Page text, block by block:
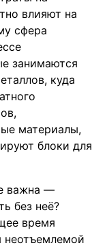
влияют на
сфера
занимаются
куда
материалы,
блоки для
важна —
без неё?
время
неотъемлемой